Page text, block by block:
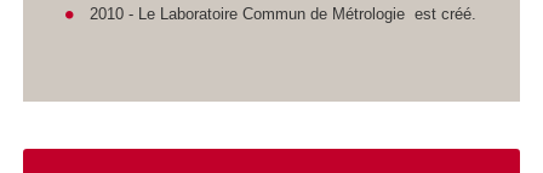
2010 - Le Laboratoire Commun de Métrologie est créé.